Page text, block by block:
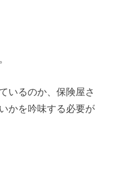
いるのか、保険屋さ
かを吟味する必要が